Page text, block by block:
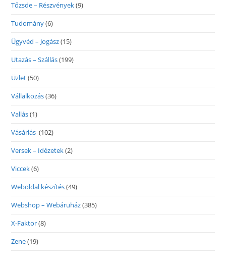
Tőzsde – Részvények(9)
Tudomány(6)
Ügyvéd – Jogász(15)
Utazás – Szállás(199)
Üzlet(50)
Vállalkozás(36)
Vallás(1)
Vásárlás (102)
Versek – Idézetek(2)
Viccek(6)
Weboldal készítés(49)
Webshop – Webáruház(385)
X-Faktor(8)
Zene(19)